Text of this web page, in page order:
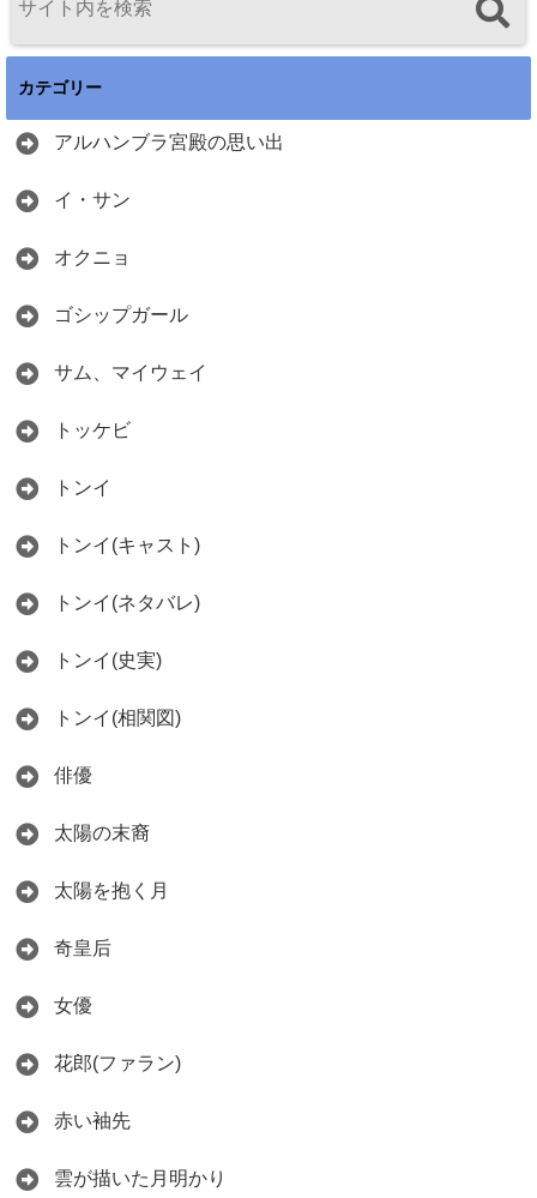
カテゴリー
アルハンブラ宮殿の思い出
イ・サン
オクニョ
ゴシップガール
サム、マイウェイ
トッケビ
トンイ
トンイ(キャスト)
トンイ(ネタバレ)
トンイ(史実)
トンイ(相関図)
俳優
太陽の末裔
太陽を抱く月
奇皇后
女優
花郎(ファラン)
赤い袖先
雲が描いた月明かり